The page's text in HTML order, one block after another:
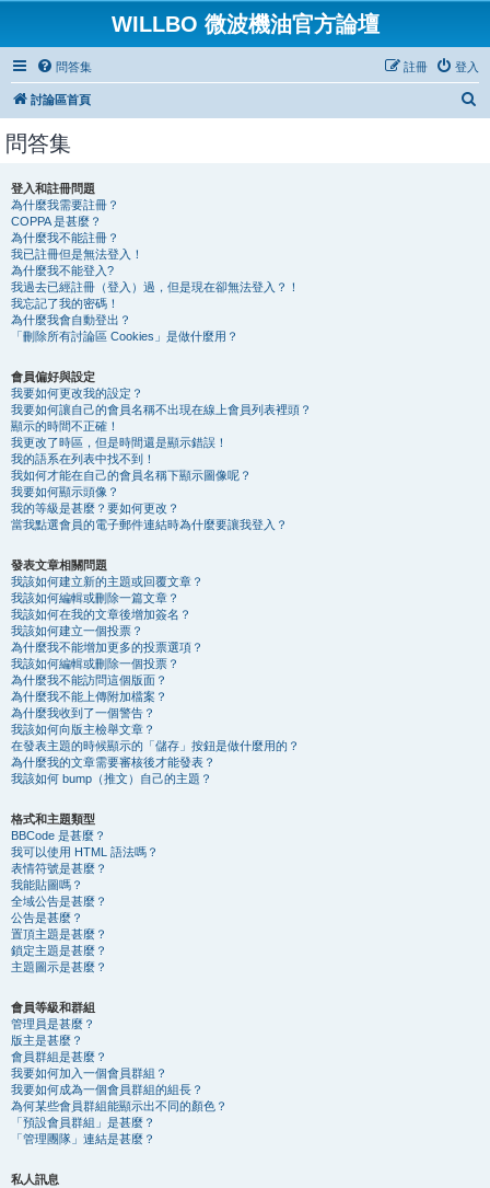
WILLBO 微波機油官方論壇
問答集 登入
註冊
討論區首頁
問答集
登入和註冊問題
為什麼我需要註冊？
COPPA 是甚麼？
為什麼我不能註冊？
我已註冊但是無法登入！
為什麼我不能登入?
我過去已經註冊（登入）過，但是現在卻無法登入？！
我忘記了我的密碼！
為什麼我會自動登出？
「刪除所有討論區 Cookies」是做什麼用？
會員偏好與設定
我要如何更改我的設定？
我要如何讓自己的會員名稱不出現在線上會員列表裡頭？
顯示的時間不正確！
我更改了時區，但是時間還是顯示錯誤！
我的語系在列表中找不到！
我如何才能在自己的會員名稱下顯示圖像呢？
我要如何顯示頭像？
我的等級是甚麼？要如何更改？
當我點選會員的電子郵件連結時為什麼要讓我登入？
發表文章相關問題
我該如何建立新的主題或回覆文章？
我該如何編輯或刪除一篇文章？
我該如何在我的文章後增加簽名？
我該如何建立一個投票？
為什麼我不能增加更多的投票選項？
我該如何編輯或刪除一個投票？
為什麼我不能訪問這個版面？
為什麼我不能上傳附加檔案？
為什麼我收到了一個警告？
我該如何向版主檢舉文章？
在發表主題的時候顯示的「儲存」按鈕是做什麼用的？
為什麼我的文章需要審核後才能發表？
我該如何 bump（推文）自己的主題？
格式和主題類型
BBCode 是甚麼？
我可以使用 HTML 語法嗎？
表情符號是甚麼？
我能貼圖嗎？
全域公告是甚麼？
公告是甚麼？
置頂主題是甚麼？
鎖定主題是甚麼？
主題圖示是甚麼？
會員等級和群組
管理員是甚麼？
版主是甚麼？
會員群組是甚麼？
我要如何加入一個會員群組？
我要如何成為一個會員群組的組長？
為何某些會員群組能顯示出不同的顏色？
「預設會員群組」是甚麼？
「管理團隊」連結是甚麼？
私人訊息